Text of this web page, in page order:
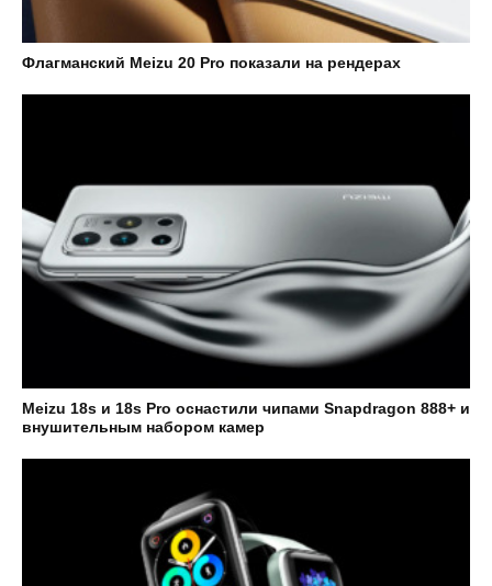
Флагманский Meizu 20 Pro показали на рендерах
Meizu 18s и 18s Pro оснастили чипами Snapdragon 888+ и
внушительным набором камер